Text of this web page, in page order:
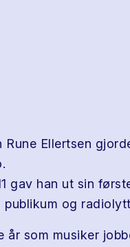
Rune Ellertsen
gav han ut sin
publikum og
år som musiker